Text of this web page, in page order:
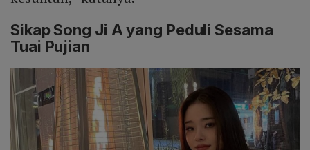
Sikap Song Ji A yang Peduli Sesama
Tuai Pujian